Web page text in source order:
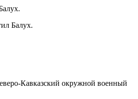
Балух.
Кавказский окружной военный